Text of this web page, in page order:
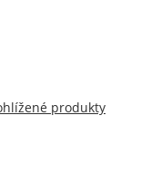
produkty